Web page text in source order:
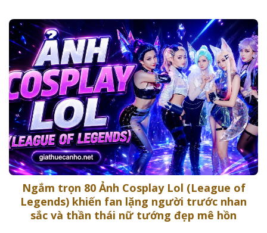
Ngắm trọn 80 Ảnh Cosplay Lol (League of
Legends) khiến fan lặng người trước nhan
sắc và thần thái nữ tướng đẹp mê hồn